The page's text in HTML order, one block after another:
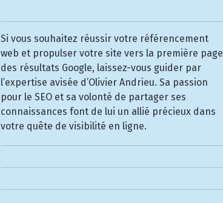
Si vous souhaitez réussir votre référencement
web et propulser votre site vers la première page
des résultats Google, laissez-vous guider par
l’expertise avisée d’Olivier Andrieu. Sa passion
pour le SEO et sa volonté de partager ses
connaissances font de lui un allié précieux dans
votre quête de visibilité en ligne.